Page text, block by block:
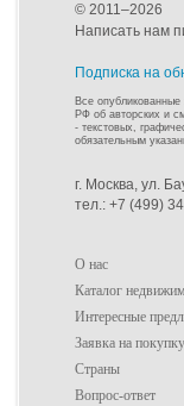
© 2011–2026
Написать нам
Подписка на
Все
РФ об авторских и
- текстовых,
обязательным
г. Москва, ул.
тел.: +7 (499)
О нас
Каталог
Интересные
Заявка на
Страны
Вопрос-ответ